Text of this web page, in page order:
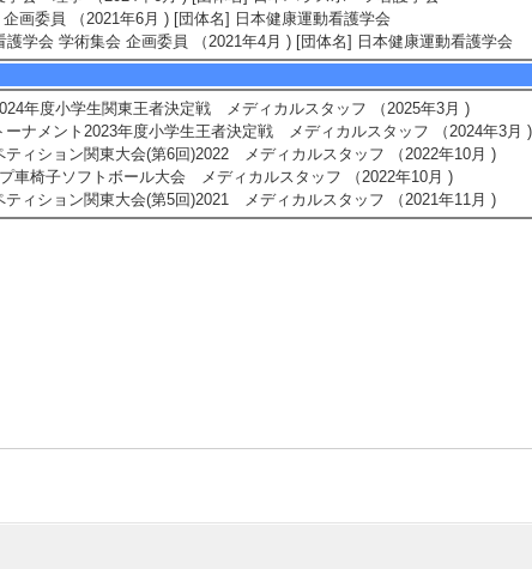
画委員 （2021年6月 ) [団体名] 日本健康運動看護学会
護学会 学術集会 企画委員 （2021年4月 ) [団体名] 日本健康運動看護学会
年度小学生関東王者決定戦 メディカルスタッフ （2025年3月 )
ーナメント2023年度小学生王者決定戦 メディカルスタッフ （2024年3月 )
ティション関東大会(第6回)2022 メディカルスタッフ （2022年10月 )
車椅子ソフトボール大会 メディカルスタッフ （2022年10月 )
ティション関東大会(第5回)2021 メディカルスタッフ （2021年11月 )